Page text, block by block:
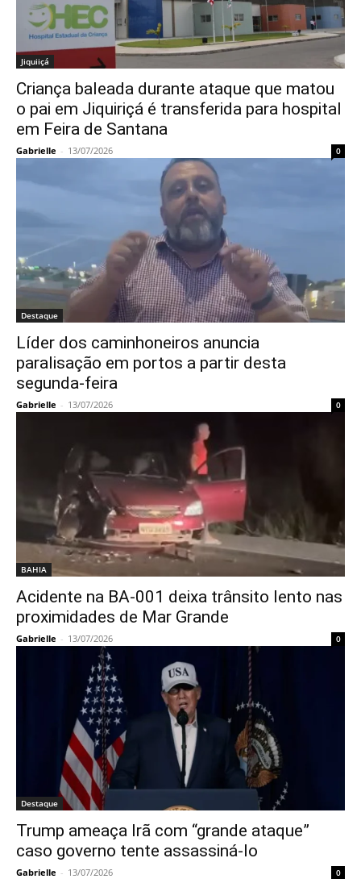
Jiquiiçá
Criança baleada durante ataque que matou
o pai em Jiquiriçá é transferida para hospital
em Feira de Santana
Gabrielle - 13/07/2026 0
Destaque
Líder dos caminhoneiros anuncia
paralisação em portos a partir desta
segunda-feira
Gabrielle - 13/07/2026 0
BAHIA
Acidente na BA-001 deixa trânsito lento nas
proximidades de Mar Grande
Gabrielle - 13/07/2026 0
Destaque
Trump ameaça Irã com “grande ataque”
caso governo tente assassiná-lo
Gabrielle - 13/07/2026 0